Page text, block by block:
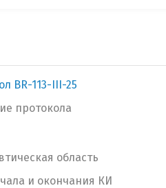
BR-113-III-25
протокола
область
и окончания КИ